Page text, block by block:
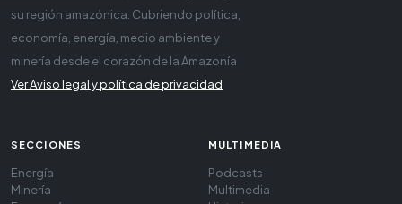
su región amazónica. Cubriendo política,
economía, energía, medio ambiente y
minería desde el corazón de la Amazonía
Ver Aviso legal y política de privacidad
SECCIONES
Energía
Minería
MULTIMEDIA
Podcasts
Multimedia